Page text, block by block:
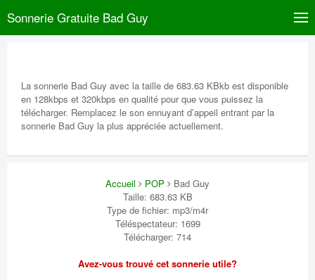
Sonnerie Gratuite Bad Guy
La sonnerie Bad Guy avec la taille de 683.63 KBkb est disponible
en 128kbps et 320kbps en qualité pour que vous puissez la
télécharger. Remplacez le son ennuyant d’appeil entrant par la
sonnerie Bad Guy la plus appréciée actuellement.
Accueil POP
Bad Guy
Taille: 683.63 KB
Type de fichier: mp3/m4r
Téléspectateur: 1699
Télécharger: 714
Avez-vous trouvé cet sonnerie utile?